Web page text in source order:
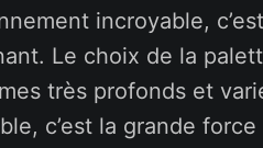
incroyable,
Le choix de la
très profonds et
c’est la grande